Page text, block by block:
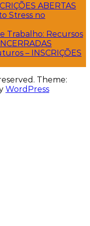
ABERTAS
Stress no
Trabalho: Recursos
– INSCRIÇÕES
Theme:
WordPress